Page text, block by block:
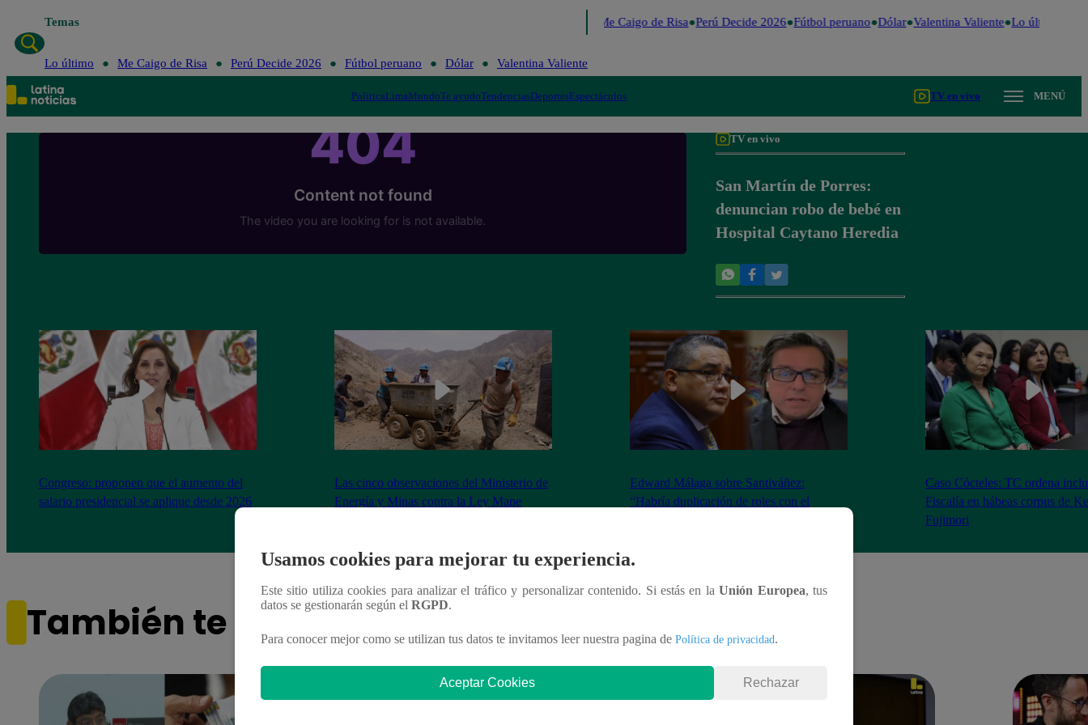
Temas Me Caigo de Risa Perú Decide 2026 Fútbol peruano Dólar Valentina Valiente Lo último
Lo último Me Caigo de Risa Perú Decide 2026 Fútbol peruano Dólar Valentina Valiente
PolíticaLimaMundoTe ayudoTendenciasDeportesEspectáculos TV en vivo MENÚ
TV en vivo
San Martín de Porres:
denuncian robo de bebé en
Hospital Caytano Heredia
Congreso: proponen que el aumento del
salario presidencial se aplique desde 2026
Las cinco observaciones del Ministerio de
Energía y Minas contra la Ley Mape
Edward Málaga sobre Santiváñez:
“Habría duplicación de roles con el
Caso Cócteles: TC ordena
Fiscalía en hábeas corpus de
Fujimori
También te puede interesar
Usamos cookies para mejorar tu experiencia.
Este sitio utiliza cookies para analizar el tráfico y personalizar contenido. Si estás en laUnión Europea, tus
datos se gestionarán según el RGPD.
Para conocer mejor como se utilizan tus datos te invitamos leer nuestra pagina de Política de privacidad.
Aceptar Cookies Rechazar